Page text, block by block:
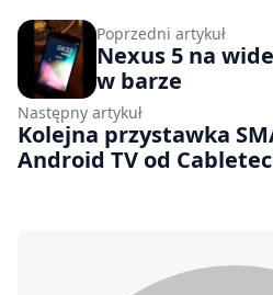
Poprzedni artykuł
Nexus 5 na
w barze
Następny artykuł
Kolejna przystawka
Android TV od